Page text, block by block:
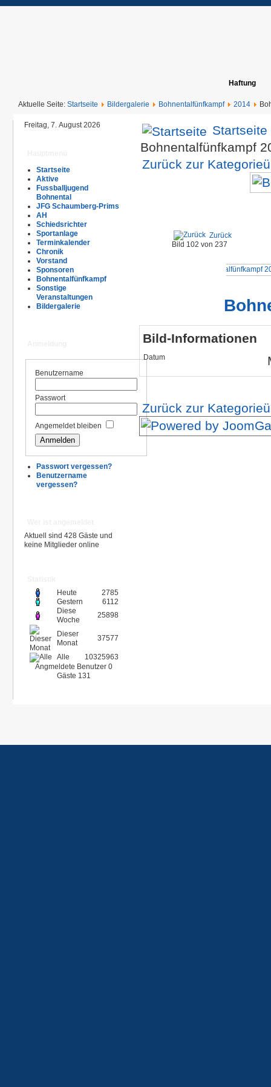
Haftung
Aktuelle Seite: Startseite Bildergalerie Bohnentalfünfkampf 2014
Freitag, 7. August 2026
Startseite
Aktive
Fussballjugend
Bohnental
JFG Schaumberg-Prims
AH
Schiedsrichter
Sportanlage
Terminkalender
Chronik
Vorstand
Sponsoren
Bohnentalfünfkampf
Sonstige
Veranstaltungen
Bildergalerie
Benutzername
Passwort
Angemeldet bleiben
Passwort vergessen?
Benutzername
vergessen?
Aktuell sind 428 Gäste und
keine Mitglieder online
Heute
2785
Gestern
6112
Diese
Woche
25898
Dieser
Monat
37577
Alle
10325963
Angmeldete Benutzer 0
Gäste 131
Startseite
Bohnentalfünfkampf
Zurück zur
Zurück
Bild 102 von 237
Bild-Informationen
Datum
Zurück zur